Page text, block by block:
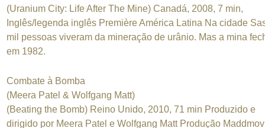
(Uranium City: Life After The Mine) Canadá, 2008, 7 min,
Inglês/legenda inglês Première América Latina Na cidade
mil pessoas viveram da mineração de urânio. Mas a mina
em 1982.
Combate à Bomba
(Meera Patel & Wolfgang Matt)
(Beating the Bomb) Reino Unido, 2010, 71 min Produzido e
dirigido por Meera Patel e Wolfgang Matt Produção